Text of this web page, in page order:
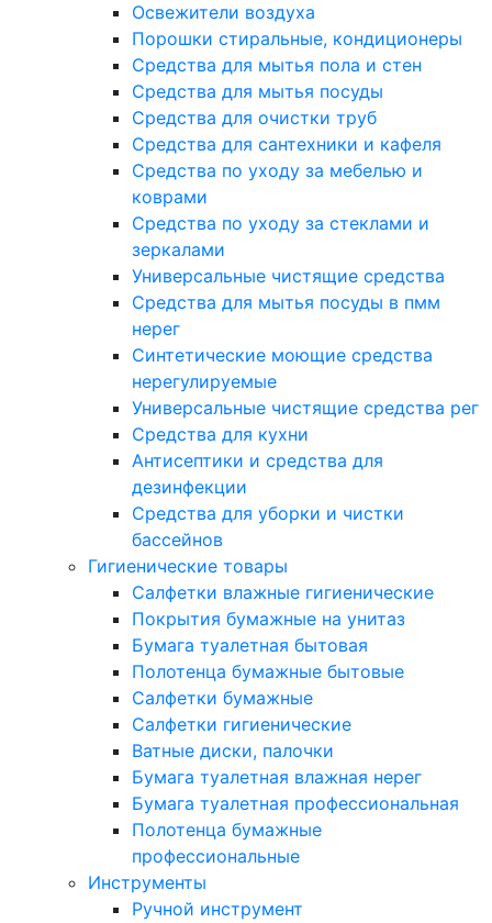
Освежители воздуха
Порошки стиральные, кондиционеры
Средства для мытья пола и стен
Средства для мытья посуды
Средства для очистки труб
Средства для сантехники и кафеля
Средства по уходу за мебелью и
коврами
Средства по уходу за стеклами и
зеркалами
Универсальные чистящие средства
Средства для мытья посуды в пмм
нерег
Синтетические моющие средства
нерегулируемые
Универсальные чистящие средства рег
Средства для кухни
Антисептики и средства для
дезинфекции
Средства для уборки и чистки
бассейнов
Гигиенические товары
Салфетки влажные гигиенические
Покрытия бумажные на унитаз
Бумага туалетная бытовая
Полотенца бумажные бытовые
Салфетки бумажные
Салфетки гигиенические
Ватные диски, палочки
Бумага туалетная влажная нерег
Бумага туалетная профессиональная
Полотенца бумажные
профессиональные
Инструменты
Ручной инструмент